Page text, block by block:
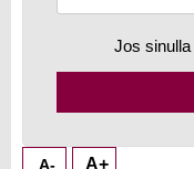
Jos sinulla
A- A+